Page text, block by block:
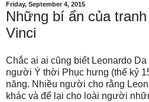
Friday, September 4, 2015
Những bí ẩn của
Vinci
Chắc ai ai cũng biết Leonardo
người Ý thời Phục hưng (thế kỷ
năng. Nhiều người cho rằng
khác và để lại cho loài người